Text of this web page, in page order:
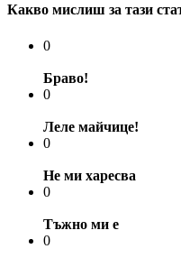
Какво мислиш за тази
0
Браво!
0
Леле майчице!
0
Не ми харесва
0
Тъжно ми е
0